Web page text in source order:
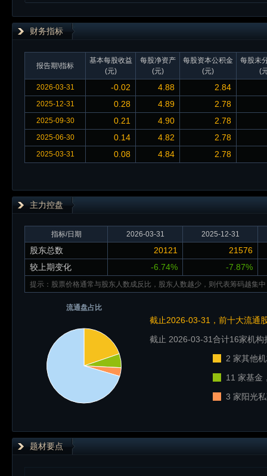
财务指标
报告期\指标
基本每股收益
(元)
每股净资产
(元)
每股资本公积金
(元)
每股未
(
2026-03-31
-0.02 4.88 2.84
2025-12-31 0.28 4.89 2.78
2025-09-30 0.21 4.90 2.78
2025-06-30 0.14 4.82 2.78
2025-03-31 0.08 4.84 2.78
主力控盘
指标/日期 2026-03-31 2025-12-31
股东总数 20121
21576
较上期变化
-6.74% -7.87%
提示：股票价格通常与股东人数成反比，股东人数越少，则代表筹码越集
流通盘占比
截止2026-03-31，前十大流通
截止 2026-03-31合计16家机
2 家其他
11 家基金
3 家阳光
题材要点